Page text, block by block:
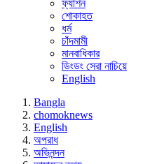
ফ্যাশন
শোকাহত
ধর্ম
চাঁদমামী
মানবাধিকার
ডিংডং সেরা নাচিয়ে
English
Bangla
chomoknews
English
অপরাধ
অভিনন্দন